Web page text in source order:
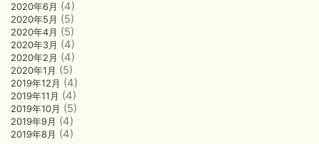
2020年6月 (4)
2020年5月 (5)
2020年4月 (5)
2020年3月 (4)
2020年2月 (4)
2020年1月 (5)
2019年12月 (4)
2019年11月 (4)
2019年10月 (5)
2019年9月 (4)
2019年8月 (4)